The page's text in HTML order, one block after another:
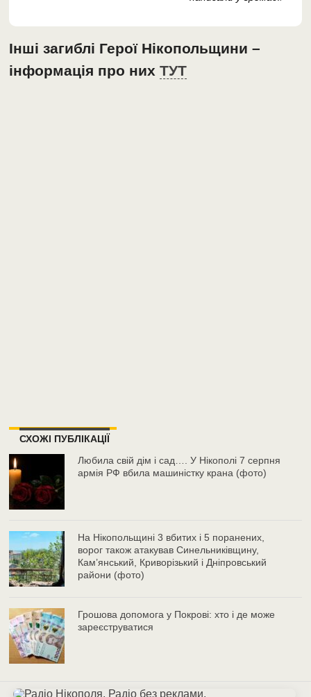
Інші загиблі Герої Нікопольщини –
інформація про нихТУТ
СХОЖІ ПУБЛІКАЦІЇ
Любила свій дім і сад…. У Нікополі 7 серпня
армія РФ вбила машиністку крана (фото)
На Нікопольщині 3 вбитих і 5 поранених,
ворог також атакував Синельниківщину,
Кам’янський, Криворізький і Дніпровський
райони (фото)
Грошова допомога у Покрові: хто і де може
зареєструватися